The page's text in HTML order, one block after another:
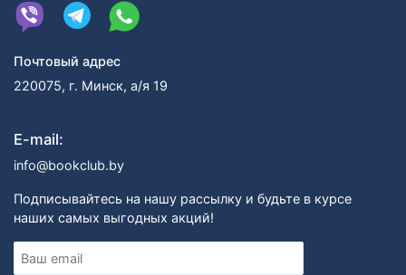
Почтовый адрес
220075, г. Минск, а/я 19
E-mail:
info@bookclub.by
Подписывайтесь на нашу рассылку и будьте в курсе
наших самых выгодных акций!